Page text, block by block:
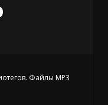
Файлы MP3